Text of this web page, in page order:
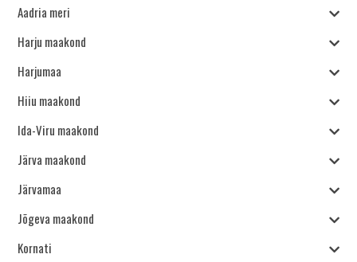
Aadria meri
Harju maakond
Harjumaa
Hiiu maakond
Ida-Viru maakond
Järva maakond
Järvamaa
Jõgeva maakond
Kornati